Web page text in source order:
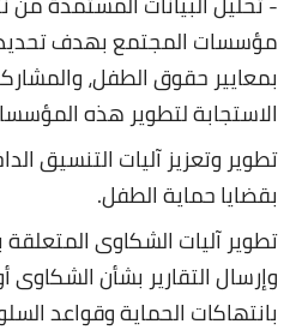
مؤسسات المجتمع بهدف
بمعايير حقوق الطفل،
الاستجابة لتطوير هذه
تطوير وتعزيز آليات التنسيق
بقضايا حماية الطفل.
تطوير آليات الشكاوى
وإرسال التقارير بشأن الشكاوى
بانتهاكات الحماية وقواعد